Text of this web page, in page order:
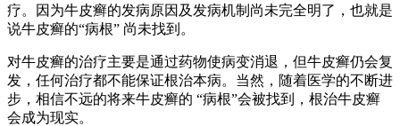
疗。因为牛皮癣的发病原因及发病机制尚未完全明了，也就是
说牛皮癣的“病根” 尚未找到。
对牛皮癣的治疗主要是通过药物使病变消退，但牛皮癣仍会复
发，任何治疗都不能保证根治本病。当然，随着医学的不断进
步，相信不远的将来牛皮癣的 “病根”会被找到，根治牛皮癣
会成为现实。